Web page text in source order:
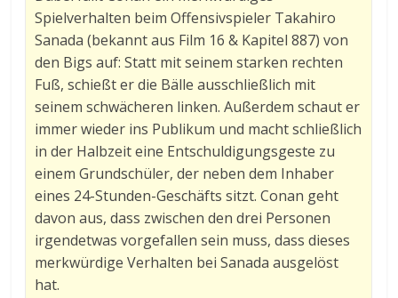
Spielverhalten beim Offensivspieler Takahiro
Sanada (bekannt aus Film 16 & Kapitel 887) von
den Bigs auf: Statt mit seinem starken rechten
Fuß, schießt er die Bälle ausschließlich mit
seinem schwächeren linken. Außerdem schaut er
immer wieder ins Publikum und macht schließlich
in der Halbzeit eine Entschuldigungsgeste zu
einem Grundschüler, der neben dem Inhaber
eines 24-Stunden-Geschäfts sitzt. Conan geht
davon aus, dass zwischen den drei Personen
irgendetwas vorgefallen sein muss, dass dieses
merkwürdige Verhalten bei Sanada ausgelöst
hat.